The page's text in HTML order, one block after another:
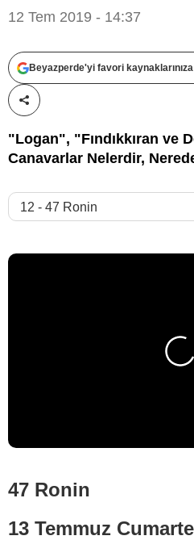
12 Tem 2019 - 14:37
Beyazperde'yi favori
Paylaş!
"Logan", "Fındıkkıran ve
Canavarlar Nelerdir,
47 Ronin
13 Temmuz